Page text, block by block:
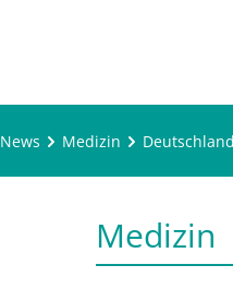
News Medizin
Medizin